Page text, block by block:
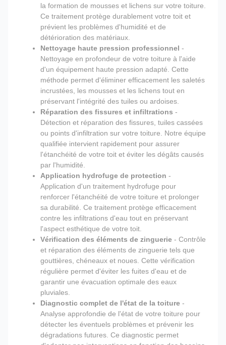
la formation de mousses et lichens sur votre toiture.
Ce traitement protège durablement votre toit et
prévient les problèmes d'humidité et de
détérioration des matériaux.
Nettoyage haute pression professionnel -
Nettoyage en profondeur de votre toiture à l'aide
d'un équipement haute pression adapté. Cette
méthode permet d'éliminer efficacement les saletés
incrustées, les mousses et les lichens tout en
préservant l'intégrité des tuiles ou ardoises.
Réparation des fissures et infiltrations -
Détection et réparation des fissures, tuiles cassées
ou points d'infiltration sur votre toiture. Notre équipe
qualifiée intervient rapidement pour assurer
l'étanchéité de votre toit et éviter les dégâts causés
par l'humidité.
Application hydrofuge de protection -
Application d'un traitement hydrofuge pour
renforcer l'étanchéité de votre toiture et prolonger
sa durabilité. Ce traitement protège efficacement
contre les infiltrations d'eau tout en préservant
l'aspect esthétique de votre toit.
Vérification des éléments de zinguerie - Contrôle
et réparation des éléments de zinguerie tels que
gouttières, chéneaux et noues. Cette vérification
régulière permet d'éviter les fuites d'eau et de
garantir une évacuation optimale des eaux
pluviales.
Diagnostic complet de l'état de la toiture -
Analyse approfondie de l'état de votre toiture pour
détecter les éventuels problèmes et prévenir les
dégradations futures. Ce diagnostic permet